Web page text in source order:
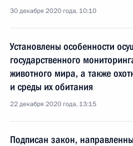
30 декабря 2020 года, 10:10
Установлены особенности
государственного
животного мира, а также
и среды их обитания
22 декабря 2020 года, 13:15
Подписан закон,